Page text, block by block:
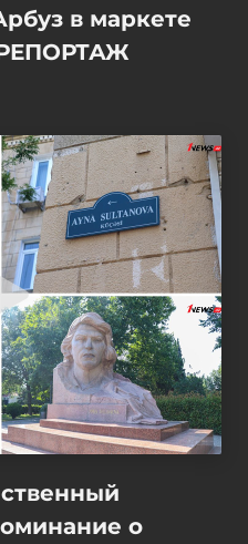
в маркете
о